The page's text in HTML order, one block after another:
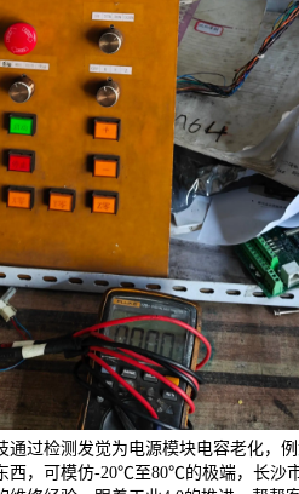
过检测发觉为电源模块电容老化，
西，可模仿-20℃至80℃的极端，长沙